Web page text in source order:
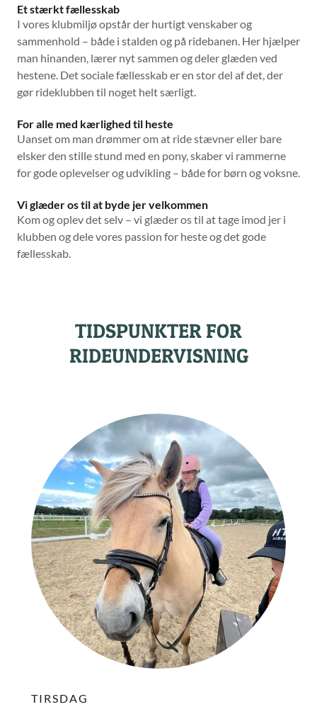
Et stærkt fællesskab
I vores klubmiljø opstår der hurtigt venskaber og
sammenhold – både i stalden og på ridebanen. Her hjælper
man hinanden, lærer nyt sammen og deler glæden ved
hestene. Det sociale fællesskab er en stor del af det, der
gør rideklubben til noget helt særligt.
For alle med kærlighed til heste
Uanset om man drømmer om at ride stævner eller bare
elsker den stille stund med en pony, skaber vi rammerne
for gode oplevelser og udvikling – både for børn og voksne.
Vi glæder os til at byde jer velkommen
Kom og oplev det selv – vi glæder os til at tage imod jer i
klubben og dele vores passion for heste og det gode
fællesskab.
TIDSPUNKTER FOR
RIDEUNDERVISNING
TIRSDAG